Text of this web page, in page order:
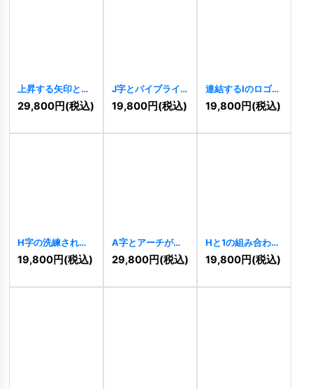
上昇する矢印とリ
ングOで構成され
た成功のロゴ
29,800円(税込)
J字とパイプライ
ンが融合したイン
フラ建築ロゴ
19,800円(税込)
連結するIのロゴ
[11300]
19,800円(税込)
H字の洗練された
モダンロゴ
11272 ]
19,800円(税込)
A字とアーチが織
りなす先進的ゲー
トロゴ 11268]
29,800円(税込)
Hと1の組み合わせ
ロゴ[11263]
19,800円(税込)